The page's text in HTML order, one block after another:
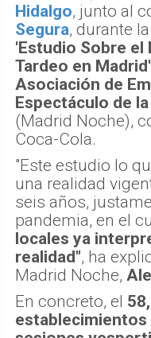
Hidalgo, junto al
Segura, durante
'Estudio Sobre el
Tardeo en Madrid'
Asociación de
Espectáculo de
(Madrid Noche),
Coca-Cola.
"Este estudio lo
una realidad
seis años,
pandemia, en el
locales ya
realidad", ha
Madrid Noche,
En concreto, el
establecimientos